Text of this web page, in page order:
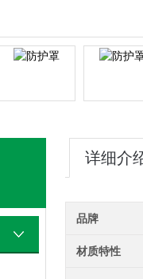
详细介
品牌
材质特性